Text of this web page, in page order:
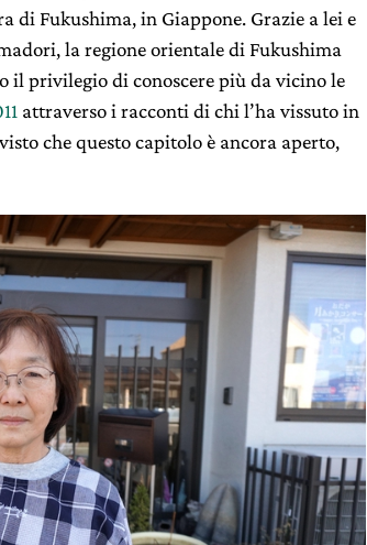
Fukushima, in Giappone. Grazie a lei e
la regione orientale di Fukushima
il privilegio di conoscere più da vicino le
attraverso i racconti di chi l’ha vissuto in
che questo capitolo è ancora aperto,